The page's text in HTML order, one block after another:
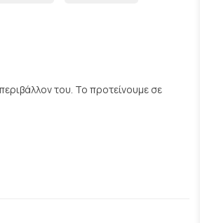
του. Το προτείνουμε σε